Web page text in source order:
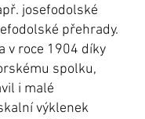
josefodolské
přehrady.
v roce 1904 díky
spolku,
i malé
výklenek